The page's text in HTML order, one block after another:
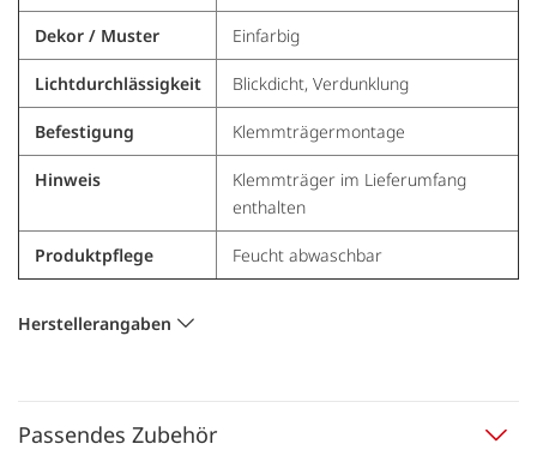
Dekor / Muster Einfarbig
Lichtdurchlässigkeit Blickdicht, Verdunklung
Befestigung Klemmträgermontage
Hinweis
Klemmträger im Lieferumfang
enthalten
Produktpflege Feucht abwaschbar
Herstellerangaben
Passendes Zubehör